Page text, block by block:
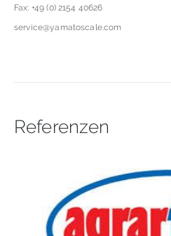
Fax: +49 (0) 2154 40626
service@yamatoscale.com
Referenzen